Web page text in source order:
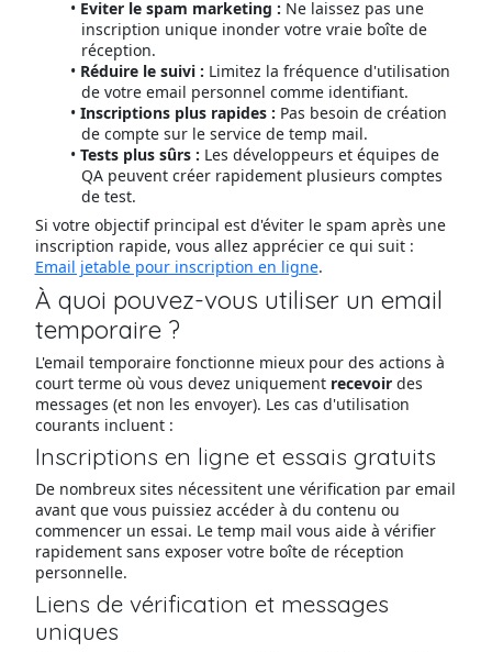
Eviter le spam marketing : Ne laissez pas une
inscription unique inonder votre vraie boîte de
réception.
Réduire le suivi : Limitez la fréquence d'utilisation
de votre email personnel comme identifiant.
Inscriptions plus rapides : Pas besoin de création
de compte sur le service de temp mail.
Tests plus sûrs : Les développeurs et équipes de
QA peuvent créer rapidement plusieurs comptes
de test.
Si votre objectif principal est d'éviter le spam après une
inscription rapide, vous allez apprécier ce qui suit :
Email jetable pour inscription en ligne.
À quoi pouvez-vous utiliser un email
temporaire ?
L'email temporaire fonctionne mieux pour des actions à
court terme où vous devez uniquement recevoirdes
messages (et non les envoyer). Les cas d'utilisation
courants incluent :
Inscriptions en ligne et essais gratuits
De nombreux sites nécessitent une vérification par email
avant que vous puissiez accéder à du contenu ou
commencer un essai. Le temp mail vous aide à vérifier
rapidement sans exposer votre boîte de réception
personnelle.
Liens de vérification et messages
uniques